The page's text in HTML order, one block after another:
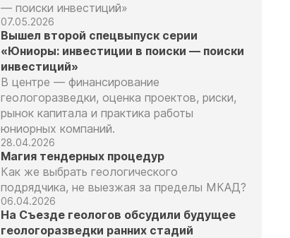
— поиски инвестиций»
07.05.2026
Вышел второй спецвыпуск серии
«Юниоры: инвестиции в поиски — поиски
инвестиций»
В центре — финансирование
геологоразведки, оценка проектов, риски,
рынок капитала и практика работы
юниорных компаний.
28.04.2026
Магия тендерных процедур
Как же выбрать геологического
подрядчика, не выезжая за пределы МКАД?
06.04.2026
На Съезде геологов обсудили будущее
геологоразведки ранних стадий